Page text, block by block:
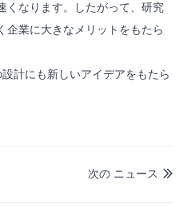
くなります。したがって、研究
企業に大きなメリットをもたら
計にも新しいアイデアをもたら

次の ニュース